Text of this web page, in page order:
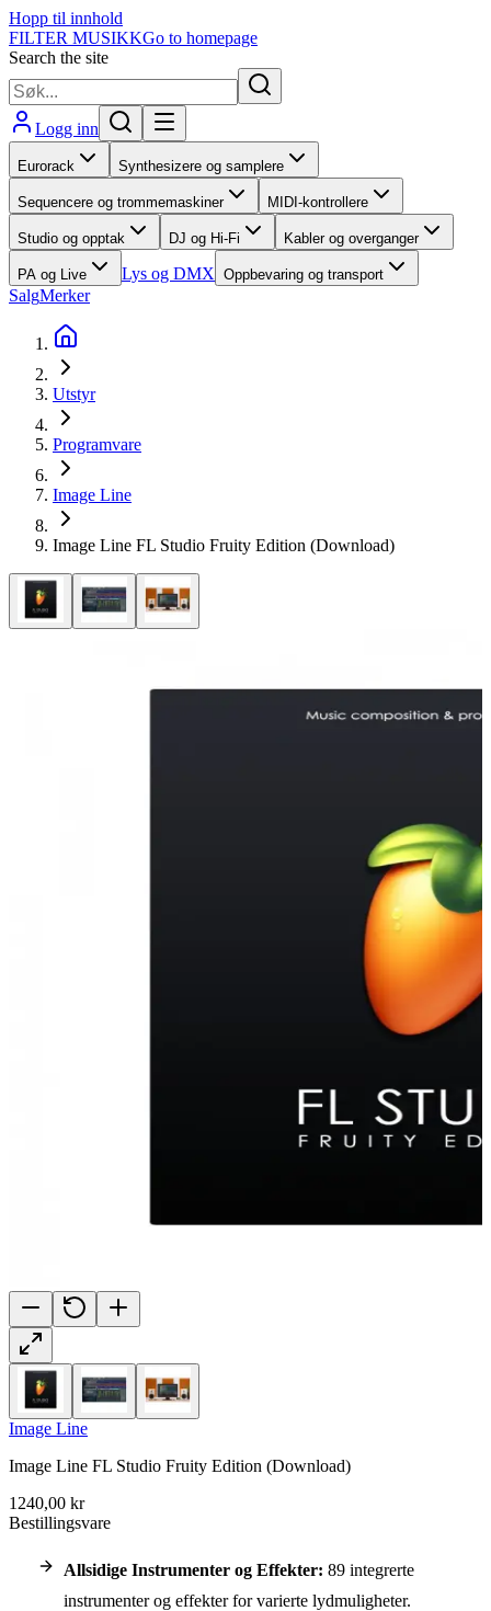
Hopp til innhold
FILTER MUSIKKGo to homepage
Search the site
Logg inn
Eurorack Synthesizere og samplere
Sequencere og trommemaskiner MIDI-kontrollere
Studio og opptak DJ og Hi-Fi Kabler og overganger
PA og Live Lys og DMX Oppbevaring og transport
SalgMerker
Utstyr
Programvare
Image Line
Image Line FL Studio Fruity Edition (Download)
Image Line
Image Line FL Studio Fruity Edition (Download)
1240,00 kr
Bestillingsvare
Allsidige Instrumenter og Effekter: 89 integrerte
instrumenter og effekter for varierte lydmuligheter.